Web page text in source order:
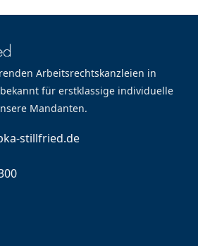
Arbeitsrechtskanzleien in
für erstklassige individuelle
Mandanten.
stillfried.de